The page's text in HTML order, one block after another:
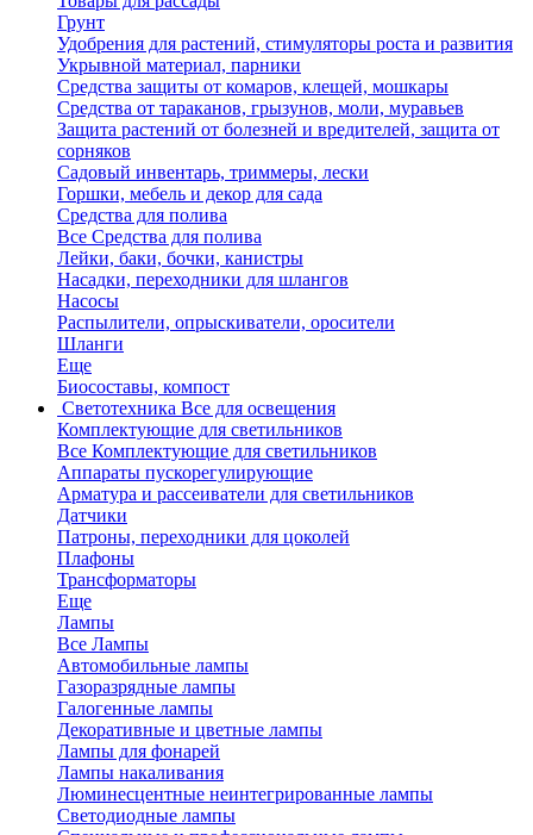
Грунт
Удобрения для растений, стимуляторы роста и развития
Укрывной материал, парники
Средства защиты от комаров, клещей, мошкары
Средства от тараканов, грызунов, моли, муравьев
Защита растений от болезней и вредителей, защита от
сорняков
Садовый инвентарь, триммеры, лески
Горшки, мебель и декор для сада
Средства для полива
Все Средства для полива
Лейки, баки, бочки, канистры
Насадки, переходники для шлангов
Насосы
Распылители, опрыскиватели, оросители
Шланги
Еще
Биосоставы, компост
Светотехника Все для освещения
Комплектующие для светильников
Все Комплектующие для светильников
Аппараты пускорегулирующие
Арматура и рассеиватели для светильников
Датчики
Патроны, переходники для цоколей
Плафоны
Трансформаторы
Еще
Лампы
Все Лампы
Автомобильные лампы
Газоразрядные лампы
Галогенные лампы
Декоративные и цветные лампы
Лампы для фонарей
Лампы накаливания
Люминесцентные неинтегрированные лампы
Светодиодные лампы